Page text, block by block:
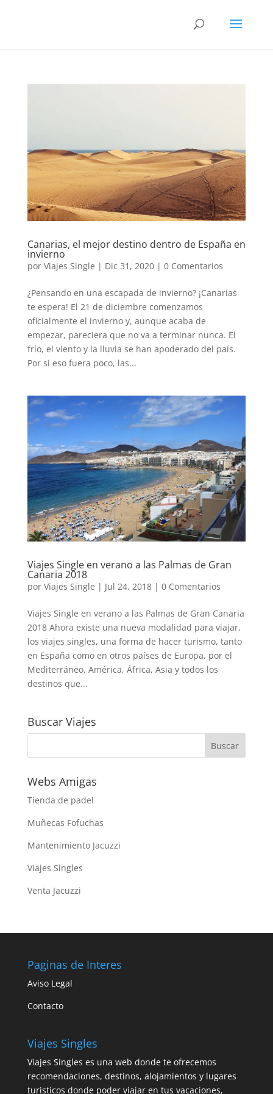
Canarias, el mejor destino dentro de España en
invierno
por Viajes Single | Dic 31, 2020| 0 Comentarios
¿Pensando en una escapada de invierno? ¡Canarias
te espera! El 21 de diciembre comenzamos
oficialmente el invierno y, aunque acaba de
empezar, pareciera que no va a terminar nunca. El
frío, el viento y la lluvia se han apoderado del país.
Por si eso fuera poco, las...
Viajes Single en verano a las Palmas de Gran
Canaria 2018
por Viajes Single | Jul 24, 2018| 0 Comentarios
Viajes Single en verano a las Palmas de Gran Canaria
2018 Ahora existe una nueva modalidad para viajar,
los viajes singles, una forma de hacer turismo, tanto
en España como en otros países de Europa, por el
Mediterráneo, América, África, Asia y todos los
destinos que...
Buscar Viajes
Webs Amigas
Tienda de padel
Muñecas Fofuchas
Mantenimiento Jacuzzi
Viajes Singles
Venta Jacuzzi
Paginas de Interes
Aviso Legal
Contacto
Viajes Singles
Viajes Singles es una web donde te ofrecemos
recomendaciones, destinos, alojamientos y lugares
turisticos donde poder viajar en tus vacaciones,